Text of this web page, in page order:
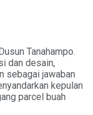
Tanahampo.
dan desain,
sebagai jawaban
kepulan
parcel buah